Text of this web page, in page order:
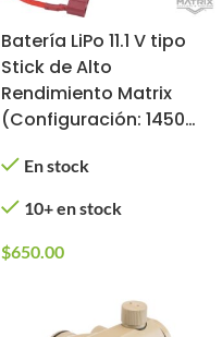
Batería LiPo 11.1 V tipo
Stick de Alto
Rendimiento Matrix
(Configuración: 1450
En stock
10+ en stock
$650.00